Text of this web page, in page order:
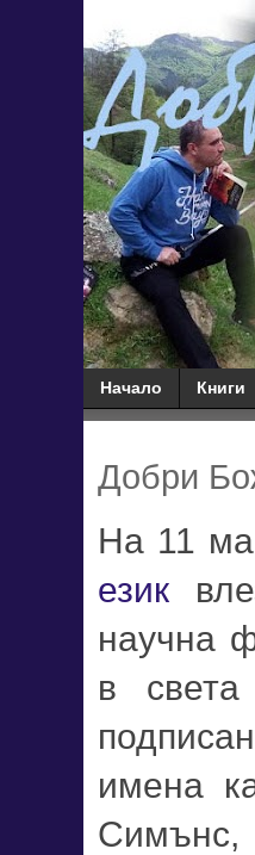
Начало Книги
Добри
На 11
език
научна
в
имена
Симънс,